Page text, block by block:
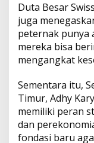
Duta Besar
juga
peternak punya
mereka bisa
mengangkat
Sementara itu,
Timur, Adhy
memiliki peran
dan
fondasi baru